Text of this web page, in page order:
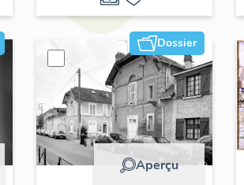
Dossier
Aperçu